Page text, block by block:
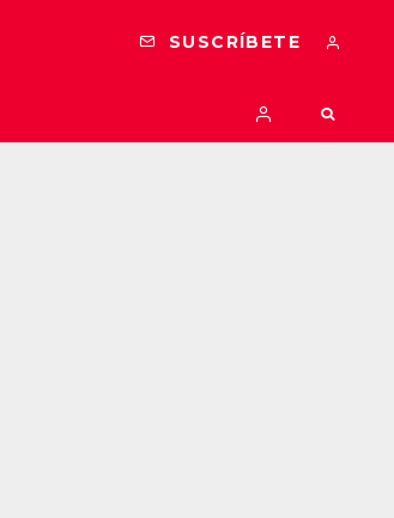
SUSCRÍBETE